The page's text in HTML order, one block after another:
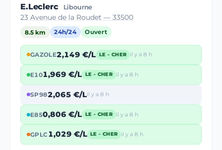
E.Leclerc Libourne
23 Avenue de la Roudet — 33500
8.5 km 24h/24 Ouvert
GAZOLE2,149 €/L LE - CHER il y a 8 h
E101,969 €/L LE - CHER il y a 8 h
SP982,065 €/Lil y a 8 h
E850,806 €/L LE - CHER il y a 8 h
GPLC1,029 €/L LE - CHER il y a 8 h